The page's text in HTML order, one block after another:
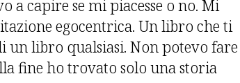
a capire se mi piacesse o no. Mi
egocentrica. Un libro che ti
un libro qualsiasi. Non potevo fare
fine ho trovato solo una storia